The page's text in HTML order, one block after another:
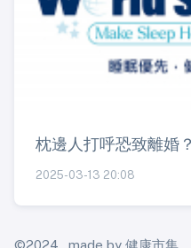
枕邊人打呼恐致離婚
2025-03-13 20:08